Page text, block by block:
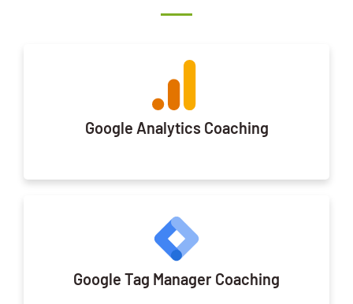
Google Analytics Coaching
Google Tag Manager Coaching